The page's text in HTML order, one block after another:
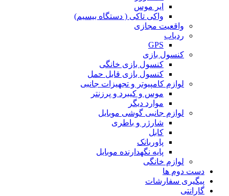
ایر موس
واکی تاکی ( دستگاه بیسیم)
واقعیت مجازی
ردیاب
GPS
کنسول بازی
کنسول بازی خانگی
کنسول بازی قابل حمل
لوازم کامپیوتر و تجهیزات جانبی
موس و کیبرد و پرزنتر
موارد دیگر
لوازم جانبی گوشی موبایل
شارژر و باطری
کابل
پاوربانک
پایه نگهدارنده موبایل
لوازم خانگی
دست دوم ها
پیگیری سفارشات
گارانتی